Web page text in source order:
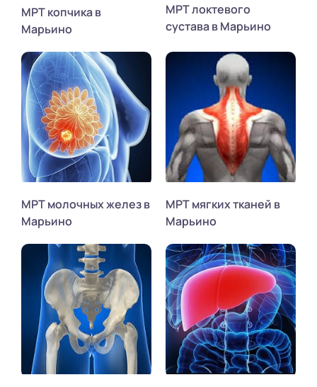
МРТ копчика в
Марьино
МРТ локтевого
сустава в Марьино
МРТ молочных желез в
Марьино
МРТ мягких тканей в
Марьино